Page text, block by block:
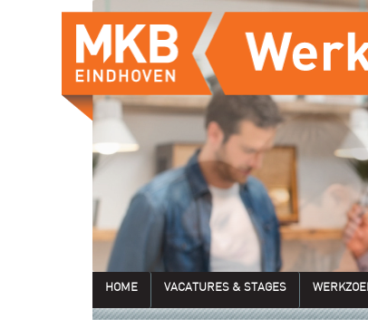
HOME VACATURES & STAGES